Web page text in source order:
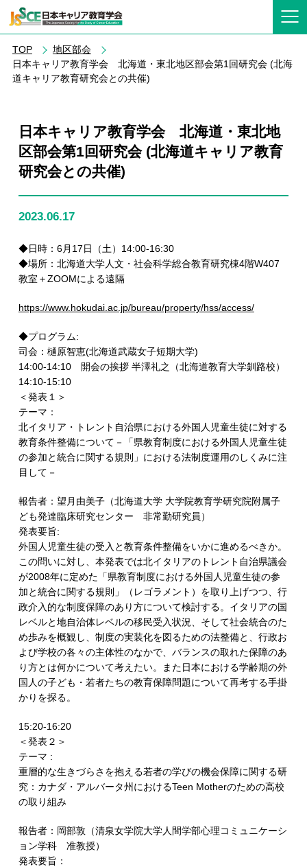
TOP
地区部会
日本キャリア教育学会 北海道・東北地区部会第1回研究会 (北海
道キャリア教育研究会との共催)
日本キャリア教育学会 北海道・東北地
区部会第1回研究会 (北海道キャリア教育
研究会との共催)
2023.06.17
◆日時：6月17日（土）14:00-16:30
◆場所：北海道大学人文・社会科学総合教育研究棟4階W407
教室＋ZOOMによる遠隔
https://www.hokudai.ac.jp/bureau/property/hss/access/
◆プログラム:
司会：樋原智恵(北海道武蔵女子短期大学)
14:00-14:10 開会の挨拶 半澤礼之（北海道教育大学釧路校）
14:10-15:10
＜発表１＞
テーマ：
北イタリア・トレント自治県における外国人児童生徒に対する
教育条件整備について－「県教育制度における外国人児童生徒
の参加と統合に関する規則」における法制度運用のしくみに注
目して－
報告者：望月由美子（北海道大学 大学院教育学研究院附属子
ども発達臨床研究センター 非常勤研究員）
発表要旨:
外国人児童生徒の受入と教育条件整備をいかに進めるべきか。
この問いに対し、本発表では北イタリアのトレント自治県議会
が2008年に定めた「県教育制度における外国人児童生徒の参
加と統合に関する規則」（レゴラメント）を取り上げつつ、行
政介入的な制度保障のあり方について検討する。イタリアの国
レベルと地自治体レベルの移民受入状況、そして社会統合のた
め歩みを概観し、制度の実装化を図るための法整備と、行政お
よび学校の各々の主体性のなかで、バランスの取れた保障のあ
り方とは何かについて考えたい。また日本における学齢期の外
国人の子ども・若者たちの教育保障問題について再考する手掛
かりを探る。
15:20-16:20
＜発表２＞
テーマ :
重層的な生きづらさを抱える若者の学びの機会保障に関する研
究：カナダ・アルバータ州におけるTeen Motherのための高校
の取り組み
報告者：岡部敦（清泉女学院大学人間学部心理コミュニケーシ
ョン学科 准教授）
発表要旨：